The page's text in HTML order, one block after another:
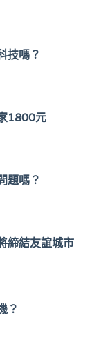
技嗎？
1800元
題嗎？
締結友誼城市
？